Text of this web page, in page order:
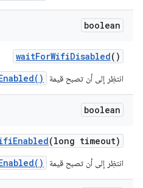
boolean
waitForWifiDisabled()
انتظِر إلى أن تصبح قيمة
boolean
Enabled(long timeout)
انتظِر إلى أن تصبح قيمة